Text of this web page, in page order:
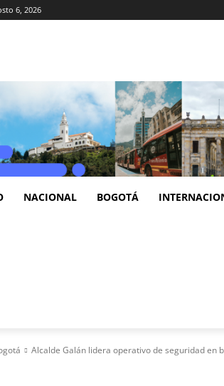
6, 2026
NACIONAL BOGOTÁ
Alcalde Galán lidera operativo de seguridad en